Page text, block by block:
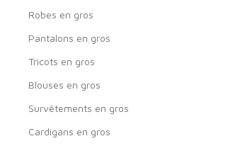
Robes en gros
Pantalons en gros
Tricots en gros
Blouses en gros
Survêtements en gros
Cardigans en gros